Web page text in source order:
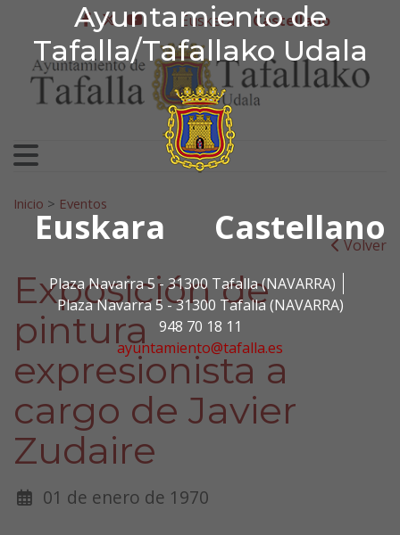
Ayuntamiento de
Tafalla/Tafallako Udala
Euskara Castellano
Plaza Navarra 5 - 31300 Tafalla (NAVARRA)
Plaza Navarra 5 - 31300 Tafalla (NAVARRA)
948 70 18 11
ayuntamiento@tafalla.es
Ir al contenido
Ayuntamiento de
facebook
twitter
youtube
Euskera Castellano
Search for:
Inicio > Eventos
Volver
Exposición de
pintura
expresionista a
cargo de Javier
Zudaire
01 de enero de 1970